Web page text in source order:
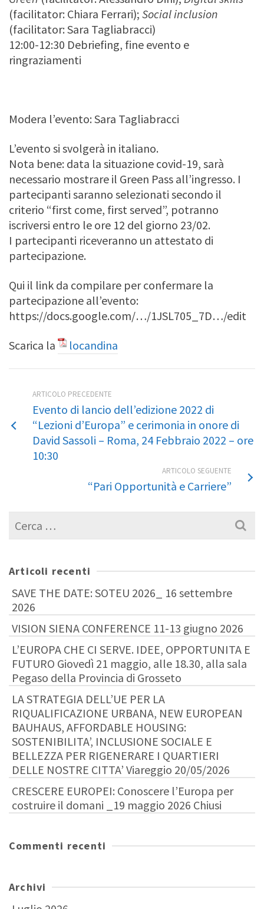
(facilitator: Chiara Ferrari); Social inclusion
(facilitator: Sara Tagliabracci)
12:00-12:30 Debriefing, fine evento e
ringraziamenti
Modera l’evento: Sara Tagliabracci
L’evento si svolgerà in italiano.
Nota bene: data la situazione covid-19, sarà
necessario mostrare il Green Pass all’ingresso. I
partecipanti saranno selezionati secondo il
criterio “first come, first served”, potranno
iscriversi entro le ore 12 del giorno 23/02.
I partecipanti riceveranno un attestato di
partecipazione.
Qui il link da compilare per confermare la
partecipazione all’evento:
https://docs.google.com/…/1JSL705_7D…/edit
Scarica la
locandina
ARTICOLO PRECEDENTE
Evento di lancio dell’edizione 2022 di
“Lezioni d’Europa” e cerimonia in onore di
David Sassoli – Roma, 24 Febbraio 2022 – ore
10:30
ARTICOLO SEGUENTE
“Pari Opportunità e Carriere”
Cerca
per:
Articoli recenti
SAVE THE DATE: SOTEU 2026_ 16 settembre
2026
VISION SIENA CONFERENCE 11-13 giugno 2026
L’EUROPA CHE CI SERVE. IDEE, OPPORTUNITA E
FUTURO Giovedì 21 maggio, alle 18.30, alla sala
Pegaso della Provincia di Grosseto
LA STRATEGIA DELL’UE PER LA
RIQUALIFICAZIONE URBANA, NEW EUROPEAN
BAUHAUS, AFFORDABLE HOUSING:
SOSTENIBILITA’, INCLUSIONE SOCIALE E
BELLEZZA PER RIGENERARE I QUARTIERI
DELLE NOSTRE CITTA’ Viareggio 20/05/2026
CRESCERE EUROPEI: Conoscere l’Europa per
costruire il domani _19 maggio 2026 Chiusi
Commenti recenti
Archivi